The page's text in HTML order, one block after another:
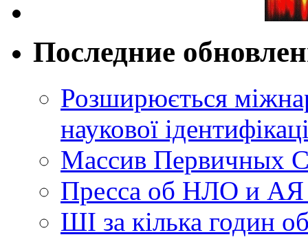
Последние
Розширюється
наукової
Массив Первичных
Пресса об НЛО и
ШІ за кілька годин